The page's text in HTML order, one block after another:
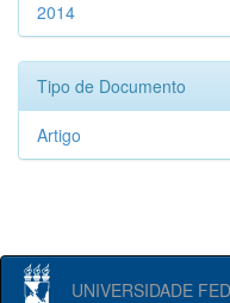
2014
Tipo de Documento
Artigo
UNIVERSIDADE